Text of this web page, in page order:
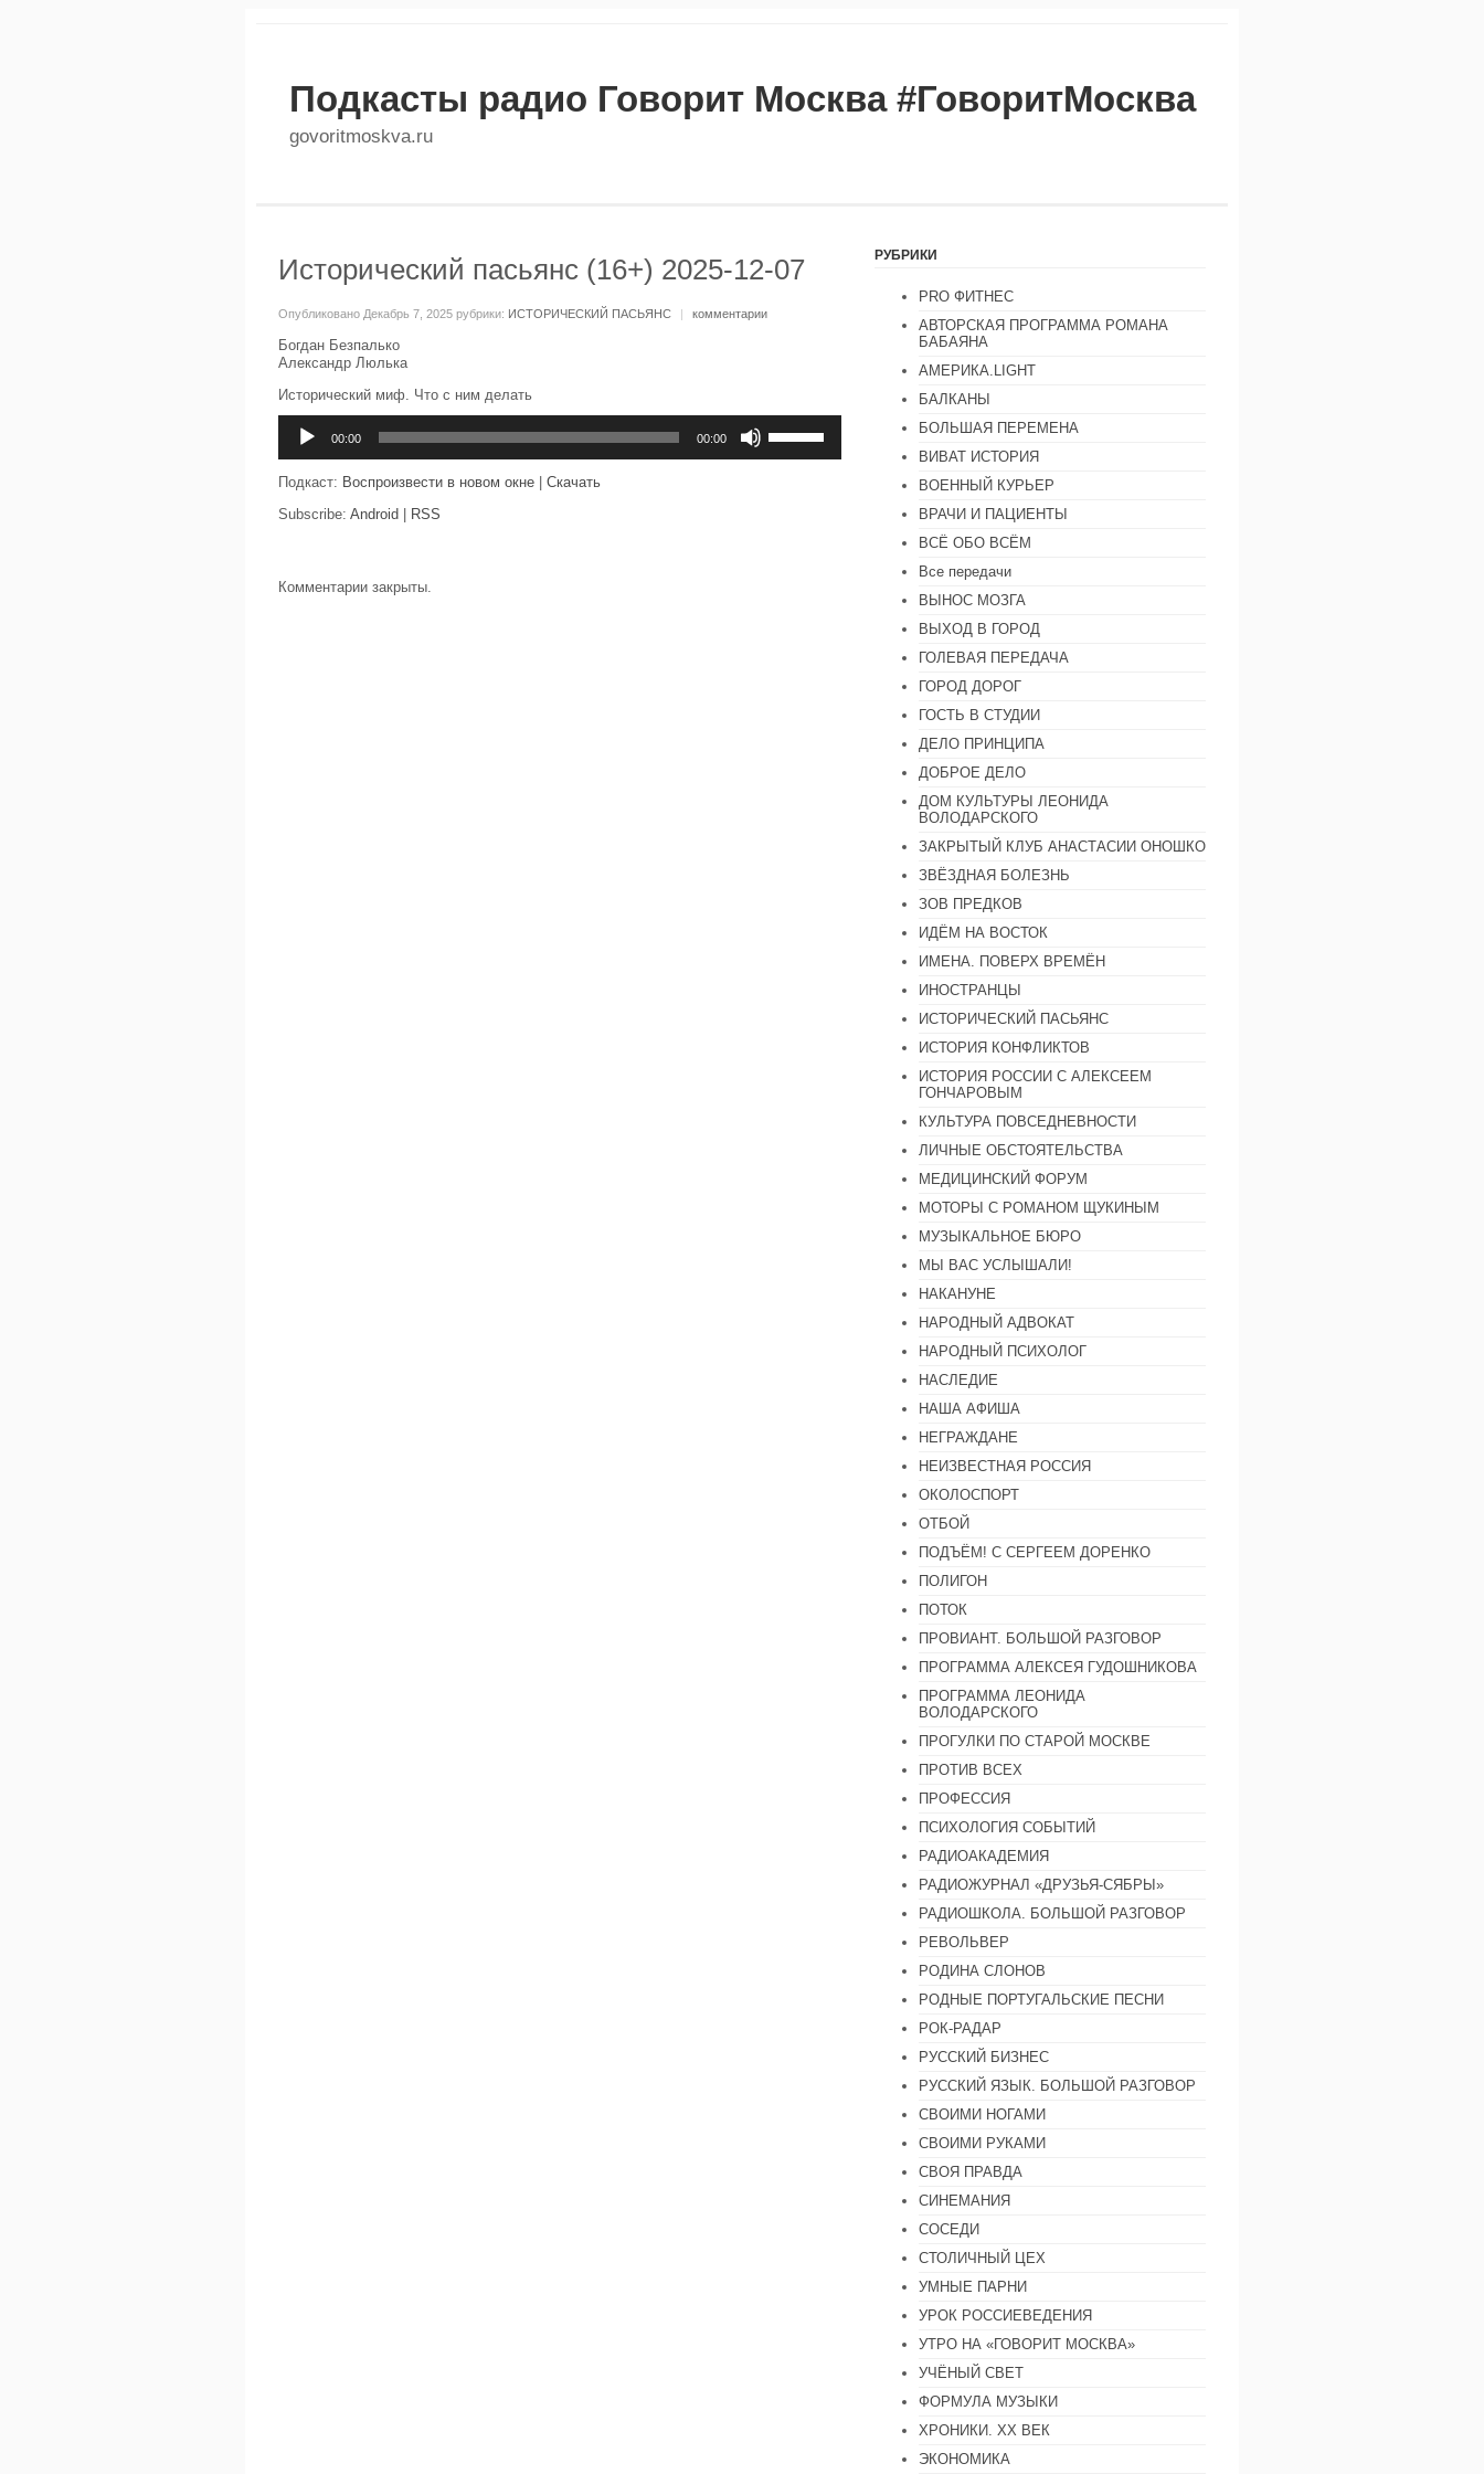
Подкасты радио Говорит Москва #ГоворитМосква
govoritmoskva.ru
Исторический пасьянс (16+) 2025-12-07
Опубликовано Декабрь 7, 2025 рубрики: ИСТОРИЧЕСКИЙ ПАСЬЯНС | комментарии
Богдан Безпалько
Александр Люлька
Исторический миф. Что с ним делать
00:00 00:00
клавиши
Подкаст: Воспроизвести в новом окне
Скачать
Subscribe: Android RSS
Комментарии закрыты.
РУБРИКИ
PRO ФИТНЕС
АВТОРСКАЯ ПРОГРАММА РОМАНА
БАБАЯНА
АМЕРИКА.LIGHT
БАЛКАНЫ
БОЛЬШАЯ ПЕРЕМЕНА
ВИВАТ ИСТОРИЯ
ВОЕННЫЙ КУРЬЕР
ВРАЧИ И ПАЦИЕНТЫ
ВСЁ ОБО ВСЁМ
Все передачи
ВЫНОС МОЗГА
ВЫХОД В ГОРОД
ГОЛЕВАЯ ПЕРЕДАЧА
ГОРОД ДОРОГ
ГОСТЬ В СТУДИИ
ДЕЛО ПРИНЦИПА
ДОБРОЕ ДЕЛО
ДОМ КУЛЬТУРЫ ЛЕОНИДА
ВОЛОДАРСКОГО
ЗАКРЫТЫЙ КЛУБ АНАСТАСИИ ОНОШКО
ЗВЁЗДНАЯ БОЛЕЗНЬ
ЗОВ ПРЕДКОВ
ИДЁМ НА ВОСТОК
ИМЕНА. ПОВЕРХ ВРЕМЁН
ИНОСТРАНЦЫ
ИСТОРИЧЕСКИЙ ПАСЬЯНС
ИСТОРИЯ КОНФЛИКТОВ
ИСТОРИЯ РОССИИ С АЛЕКСЕЕМ
ГОНЧАРОВЫМ
КУЛЬТУРА ПОВСЕДНЕВНОСТИ
ЛИЧНЫЕ ОБСТОЯТЕЛЬСТВА
МЕДИЦИНСКИЙ ФОРУМ
МОТОРЫ С РОМАНОМ ЩУКИНЫМ
МУЗЫКАЛЬНОЕ БЮРО
МЫ ВАС УСЛЫШАЛИ!
НАКАНУНЕ
НАРОДНЫЙ АДВОКАТ
НАРОДНЫЙ ПСИХОЛОГ
НАСЛЕДИЕ
НАША АФИША
НЕГРАЖДАНЕ
НЕИЗВЕСТНАЯ РОССИЯ
ОКОЛОСПОРТ
ОТБОЙ
ПОДЪЁМ! С СЕРГЕЕМ ДОРЕНКО
ПОЛИГОН
ПОТОК
ПРОВИАНТ. БОЛЬШОЙ РАЗГОВОР
ПРОГРАММА АЛЕКСЕЯ ГУДОШНИКОВА
ПРОГРАММА ЛЕОНИДА
ВОЛОДАРСКОГО
ПРОГУЛКИ ПО СТАРОЙ МОСКВЕ
ПРОТИВ ВСЕХ
ПРОФЕССИЯ
ПСИХОЛОГИЯ СОБЫТИЙ
РАДИОАКАДЕМИЯ
РАДИОЖУРНАЛ «ДРУЗЬЯ-СЯБРЫ»
РАДИОШКОЛА. БОЛЬШОЙ РАЗГОВОР
РЕВОЛЬВЕР
РОДИНА СЛОНОВ
РОДНЫЕ ПОРТУГАЛЬСКИЕ ПЕСНИ
РОК-РАДАР
РУССКИЙ БИЗНЕС
РУССКИЙ ЯЗЫК. БОЛЬШОЙ РАЗГОВОР
СВОИМИ НОГАМИ
СВОИМИ РУКАМИ
СВОЯ ПРАВДА
СИНЕМАНИЯ
СОСЕДИ
СТОЛИЧНЫЙ ЦЕХ
УМНЫЕ ПАРНИ
УРОК РОССИЕВЕДЕНИЯ
УТРО НА «ГОВОРИТ МОСКВА»
УЧЁНЫЙ СВЕТ
ФОРМУЛА МУЗЫКИ
ХРОНИКИ. ХХ ВЕК
ЭКОНОМИКА